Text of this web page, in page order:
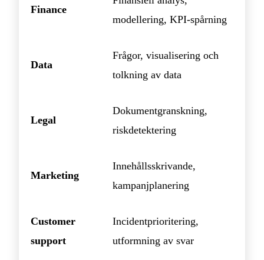
Finance
modellering, KPI-spårning
Data
Frågor, visualisering och
tolkning av data
Legal
Dokumentgranskning,
riskdetektering
Marketing
Innehållsskrivande,
kampanjplanering
Customer
support
Incidentprioritering,
utformning av svar